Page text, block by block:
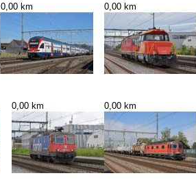
0,00 km 0,00 km
0,00 km 0,00 km